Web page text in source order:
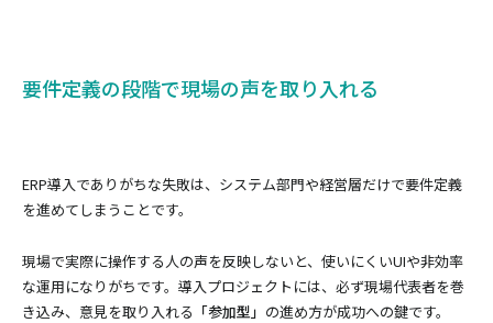
要件定義の段階で現場の声を取り入れる
ERP導入でありがちな失敗は、システム部門や経営層だけで要件定義
を進めてしまうことです。
現場で実際に操作する人の声を反映しないと、使いにくいUIや非効率
な運用になりがちです。導入プロジェクトには、必ず現場代表者を巻
き込み、意見を取り入れる 「参加型」 の進め方が成功への鍵です。